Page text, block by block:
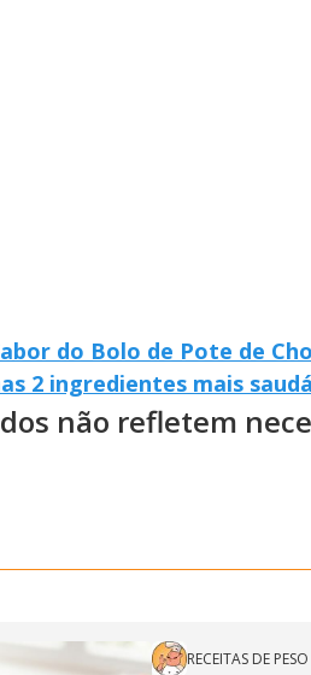
do Bolo de Pote de
2 ingredientes mais
não refletem
RECEITAS DE PESO